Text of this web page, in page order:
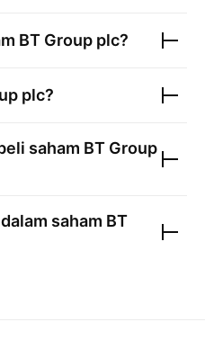
BT Group plc?
plc?
saham BT Group
saham BT